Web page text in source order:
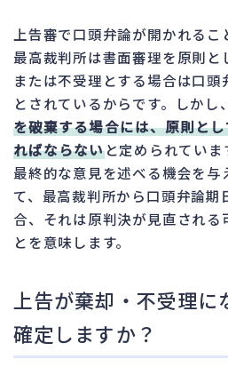
上告審で口頭弁論が開かれるこ
最高裁判所は書面審理を原則と
または不受理とする場合は口
とされているからです。しかし
を破棄する場合には、原則と
ればならないと定められていま
最終的な意見を述べる機会を与
て、最高裁判所から口頭弁論期
合、それは原判決が見直される
とを意味します。
上告が棄却・不受理に
確定しますか？